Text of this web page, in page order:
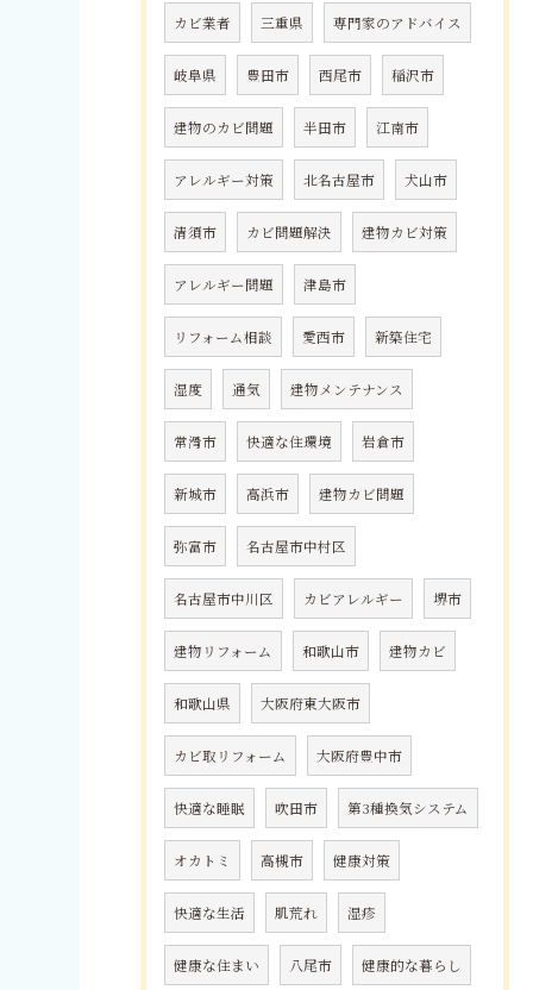
カビ業者 三重県 専門家のアドバイス
岐阜県 豊田市 西尾市 稲沢市
建物のカビ問題 半田市 江南市
アレルギー対策 北名古屋市 犬山市
清須市 カビ問題解決 建物カビ対策
アレルギー問題 津島市
リフォーム相談 愛西市 新築住宅
湿度 通気 建物メンテナンス
常滑市 快適な住環境 岩倉市
新城市 高浜市 建物カビ問題
弥富市 名古屋市中村区
名古屋市中川区 カビアレルギー 堺市
建物リフォーム 和歌山市 建物カビ
和歌山県 大阪府東大阪市
カビ取リフォーム 大阪府豊中市
快適な睡眠 吹田市 第3種換気システム
オカトミ 高槻市 健康対策
快適な生活 肌荒れ 湿疹
健康な住まい 八尾市 健康的な暮らし